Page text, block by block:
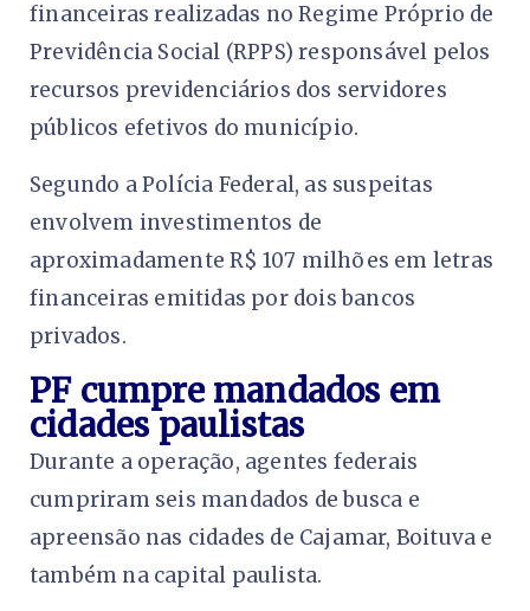
financeiras realizadas no Regime Próprio de
Previdência Social (RPPS) responsável pelos
recursos previdenciários dos servidores
públicos efetivos do município.
Segundo a Polícia Federal, as suspeitas
envolvem investimentos de
aproximadamente R$ 107 milhões em letras
financeiras emitidas por dois bancos
privados.
PF cumpre mandados em
cidades paulistas
Durante a operação, agentes federais
cumpriram seis mandados de busca e
apreensão nas cidades de Cajamar, Boituva e
também na capital paulista.